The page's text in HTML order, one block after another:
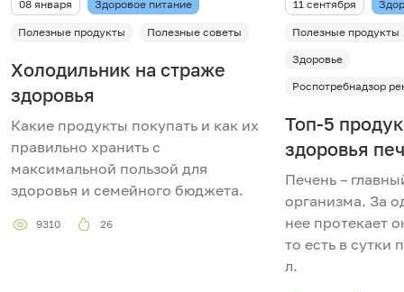
в
и
д
е
о
08 января Здоровое питание
Полезные продукты Полезные советы
Холодильник на страже
здоровья
Какие продукты покупать и как их
правильно хранить с
максимальной пользой для
здоровья и семейного бюджета.
9310 26
11 сентября
Полезные продукты
Здоровье
Роспотребнадзор
Топ-5
здоровья
Печень –
организма. За
нее протекает
то есть в сутки
л.